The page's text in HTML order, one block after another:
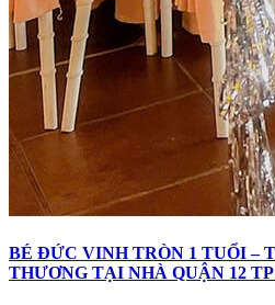
BÉ ĐỨC VINH TRÒN 1 TUỔI –
THƯƠNG TẠI NHÀ QUẬN 12